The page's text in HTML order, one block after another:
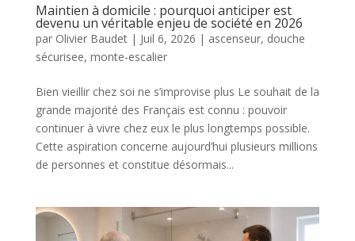
Maintien à domicile : pourquoi anticiper est
devenu un véritable enjeu de société en 2026
par Olivier Baudet| Juil 6, 2026 | ascenseur, douche
sécurisee, monte-escalier
Bien vieillir chez soi ne s’improvise plus Le souhait de la
grande majorité des Français est connu : pouvoir
continuer à vivre chez eux le plus longtemps possible.
Cette aspiration concerne aujourd’hui plusieurs millions
de personnes et constitue désormais...